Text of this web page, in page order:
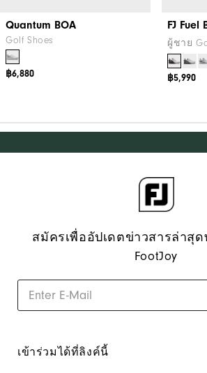
Quantum BOA
Golf Shoes
฿6,880
FJ Fuel
ผู้ชาย
฿5,990
สมัครเพื่ออัปเดตข่าวสารล่าสุด
FootJoy
เข้าร่วมได้ที่ลิงค์นี้